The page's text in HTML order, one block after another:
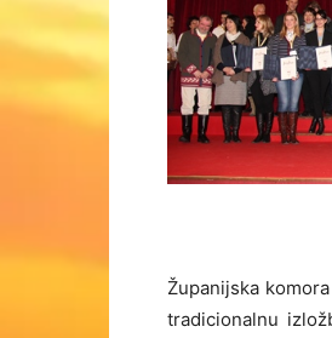
Županijska
tradicionalnu